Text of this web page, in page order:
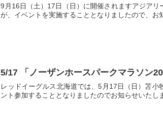
9月16日（土）17日（日）に開催されますアジア
が、イベントを実施することとなりましたので、
5/17 「ノーザンホースパークマラソン
レッドイーグルス北海道では、5月17日（日）苫
ント参加することとなりましたのでお知らせいた